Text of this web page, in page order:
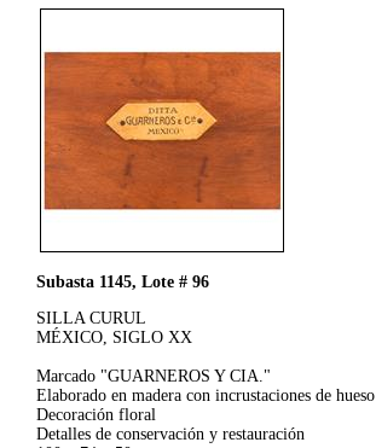
Subasta 1145, Lote # 96
SILLA CURUL
MÉXICO, SIGLO XX
Marcado "GUARNEROS Y CIA."
Elaborado en madera con incrustaciones de hueso
Decoración floral
Detalles de conservación y restauración